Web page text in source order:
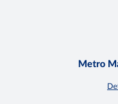
Metro